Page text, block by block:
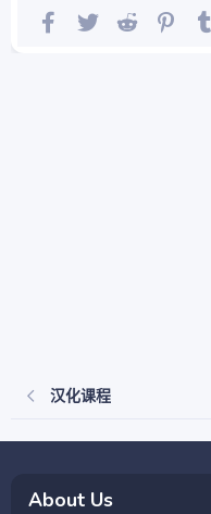
Facebook
Twitter Reddit
汉化课程
About Us